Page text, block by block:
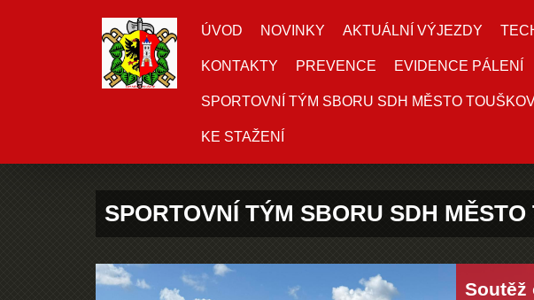
ÚVOD NOVINKY AKTUÁLNÍ VÝJEZDY
KONTAKTY PREVENCE EVIDENCE PÁLENÍ
SPORTOVNÍ TÝM SBORU SDH MĚSTO
KE STAŽENÍ
SPORTOVNÍ TÝM SBORU SDH MĚSTO
Soutěž